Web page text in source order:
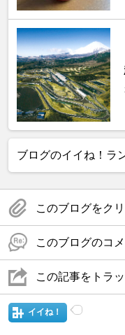
ブログのイイね！ラ
このブログをク
このブログのコ
この記事をトラ
イイね！